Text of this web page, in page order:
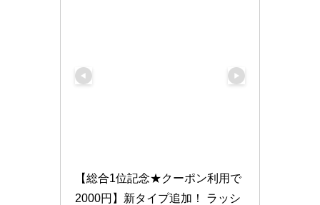
【総合1位記念★クーポン利用で
2000円】新タイプ追加！ ラッシ